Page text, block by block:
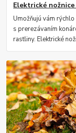
Elektrické
Umožňujú vám
s prerezávaním
rastliny. Elektrické